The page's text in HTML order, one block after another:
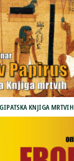
KNJIGA MRTVIH